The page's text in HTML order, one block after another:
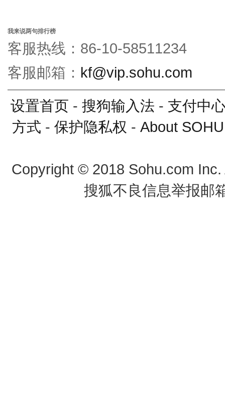
我来说两句排行榜
客服热线：86-10-58511234
客服邮箱： kf@vip.sohu.com
设置首页 - 搜狗输入法 - 支付中
方式 - 保护隐私权 - About SOHU
Copyright © 2018 Sohu.com
搜狐不良信息举报邮